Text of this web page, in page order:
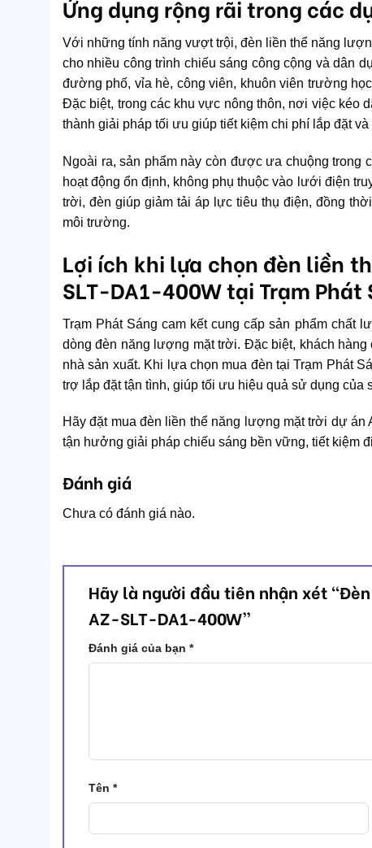
Ứng dụng rộng rãi trong các
Với những tính năng vượt trội, đèn liền thể năng
cho nhiều công trình chiếu sáng công cộng và dân
đường phố, vỉa hè, công viên, khuôn viên trường
Đặc biệt, trong các khu vực nông thôn, nơi việc kéo
thành giải pháp tối ưu giúp tiết kiệm chi phí lắp đặt và
Ngoài ra, sản phẩm này còn được ưa chuộng trong
hoạt động ổn định, không phụ thuộc vào lưới điện
trời, đèn giúp giảm tải áp lực tiêu thụ điện, đồng
môi trường.
Lợi ích khi lựa chọn đèn liền
SLT-DA1-400W tại Trạm Phát
Trạm Phát Sáng cam kết cung cấp sản phẩm chất
dòng đèn năng lượng mặt trời. Đặc biệt, khách
nhà sản xuất. Khi lựa chọn mua đèn tại Trạm Phát
trợ lắp đặt tận tình, giúp tối ưu hiệu quả sử dụng của
Hãy đặt mua đèn liền thể năng lượng mặt trời dự án
tận hưởng giải pháp chiếu sáng bền vững, tiết kiệm
Đánh giá
Chưa có đánh giá nào.
Hãy là người đầu tiên nhận xét
AZ-SLT-DA1-400W”
Đánh giá của bạn *
Tên *